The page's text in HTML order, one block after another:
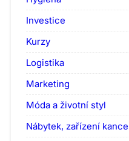
Investice
Kurzy
Logistika
Marketing
Móda a životní styl
Nábytek, zařízení